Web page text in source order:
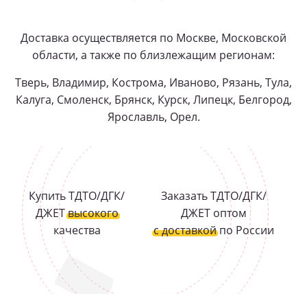
Доставка осуществляется по Москве, Московской
области, а также по близлежащим регионам:
Тверь, Владимир, Кострома, Иваново, Рязань, Тула,
Калуга, Смоленск, Брянск, Курск, Липецк, Белгород,
Ярославль, Орел.
Купить ТДТО/ДГК/
ДЖЕТвысокого
качества
Заказать ТДТО/ДГК/
ДЖЕТ оптом
с доставкойпо России